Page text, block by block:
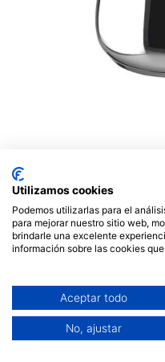
Olla exprés
bombeada.
74,95€
AÑADIR AL
Utilizamos cookies
Podemos utilizarlas para el
para mejorar nuestro sitio web,
brindarle una excelente
información sobre las cookies
Aceptar todo
No, ajustar